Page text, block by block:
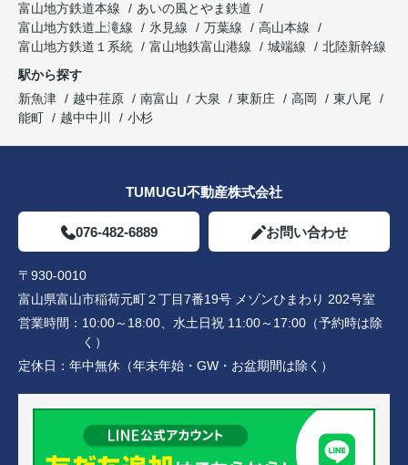
富山地方鉄道本線
あいの風とやま鉄道
富山地方鉄道上滝線
氷見線 万葉線
高山本線
富山地方鉄道１系統
富山地鉄富山港線 城端線
北陸新幹線
駅から探す
新魚津
越中荏原 南富山 大泉 東新庄 高岡
東八尾
能町
越中中川 小杉
TUMUGU不動産株式会社
076-482-6889 お問い合わせ
〒930-0010
富山県富山市稲荷元町２丁目7番19号 メゾンひまわり 202号室
営業時間： 10:00～18:00、水土日祝 11:00～17:00（予約時は除
く）
定休日： 年中無休（年末年始・GW・お盆期間は除く）